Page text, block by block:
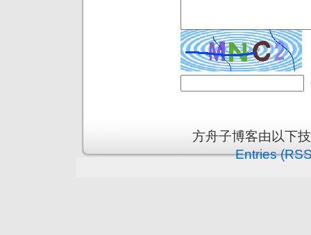
方舟子博客由以下
Entries